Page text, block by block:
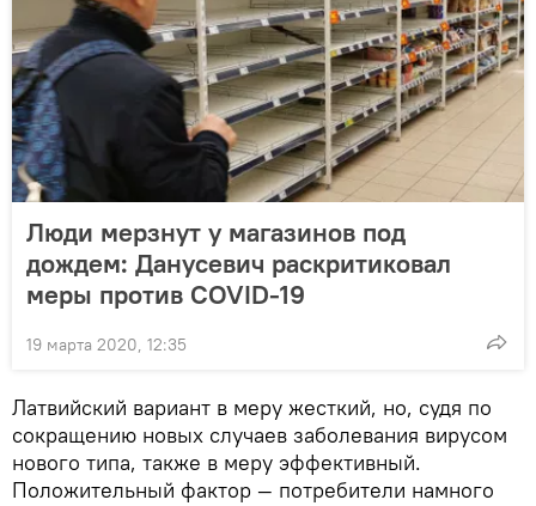
Люди мерзнут у магазинов под
дождем: Данусевич раскритиковал
меры против COVID-19
19 марта 2020, 12:35
Латвийский вариант в меру жесткий, но, судя по
сокращению новых случаев заболевания вирусом
нового типа, также в меру эффективный.
Положительный фактор — потребители намного